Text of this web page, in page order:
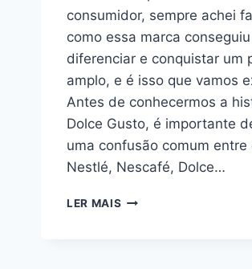
consumidor, sempre achei
como essa marca
diferenciar e conquistar um
amplo, e é isso que vamos
Antes de conhecermos a
Dolce Gusto, é importante
uma confusão comum entre
Nestlé, Nescafé, Dolce…
LER MAIS